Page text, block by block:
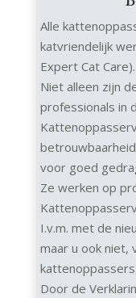
Alle
katvriendelijk
Expert Cat Care).
Niet alleen zijn
professionals in
voor goed
Ze werken op
I.v.m. met de
maar u ook niet,
Door de